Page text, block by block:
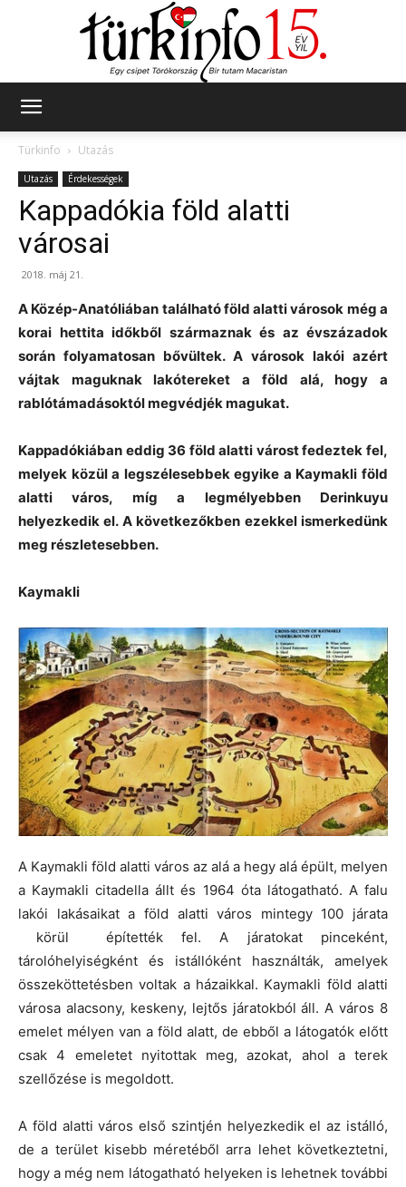
Türkinfo
Utazás
Utazás Érdekességek
Kappadókia föld alatti
városai
2018. máj 21.
A Közép-Anatóliában található föld alatti városok még a
korai hettita időkből származnak és az évszázadok
során folyamatosan bővültek. A városok lakói azért
vájtak maguknak lakótereket a föld alá, hogy a
rablótámadásoktól megvédjék magukat.
Kappadókiában eddig 36 föld alatti várost fedeztek fel,
melyek közül a legszélesebbek egyike a Kaymakli föld
alatti város, míg a legmélyebben Derinkuyu
helyezkedik el. A következőkben ezekkel ismerkedünk
meg részletesebben.
Kaymakli
A Kaymakli föld alatti város az alá a hegy alá épült, melyen
a Kaymakli citadella állt és 1964 óta látogatható. A falu
lakói lakásaikat a föld alatti város mintegy 100 járata
körül építették fel. A járatokat pinceként,
tárolóhelyiségként és istállóként használták, amelyek
összeköttetésben voltak a házaikkal. Kaymakli föld alatti
városa alacsony, keskeny, lejtős járatokból áll. A város 8
emelet mélyen van a föld alatt, de ebből a látogatók előtt
csak 4 emeletet nyitottak meg, azokat, ahol a terek
szellőzése is megoldott.
A föld alatti város első szintjén helyezkedik el az istálló,
de a terület kisebb méretéből arra lehet következtetni,
hogy a még nem látogatható helyeken is lehetnek további